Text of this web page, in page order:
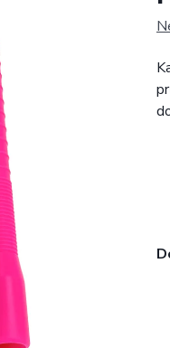
je